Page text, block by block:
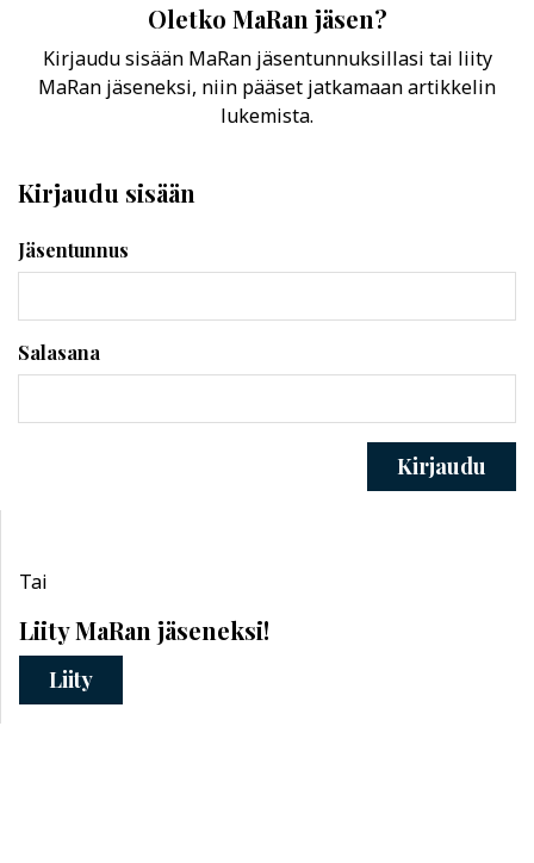
Oletko MaRan jäsen?
Kirjaudu sisään MaRan jäsentunnuksillasi tai liity
MaRan jäseneksi, niin pääset jatkamaan artikkelin
lukemista.
Kirjaudu sisään
Jäsentunnus
Salasana
Kirjaudu
Tai
Liity MaRan jäseneksi!
Liity